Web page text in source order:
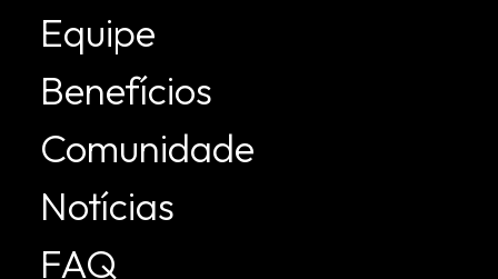
Equipe
Benefícios
Comunidade
Notícias
FAQ